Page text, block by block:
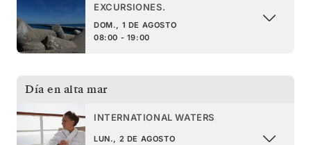
EXCURSIONES.
DOM., 1 DE AGOSTO
08:00 - 19:00
Día en alta mar
INTERNATIONAL WATERS
LUN., 2 DE AGOSTO